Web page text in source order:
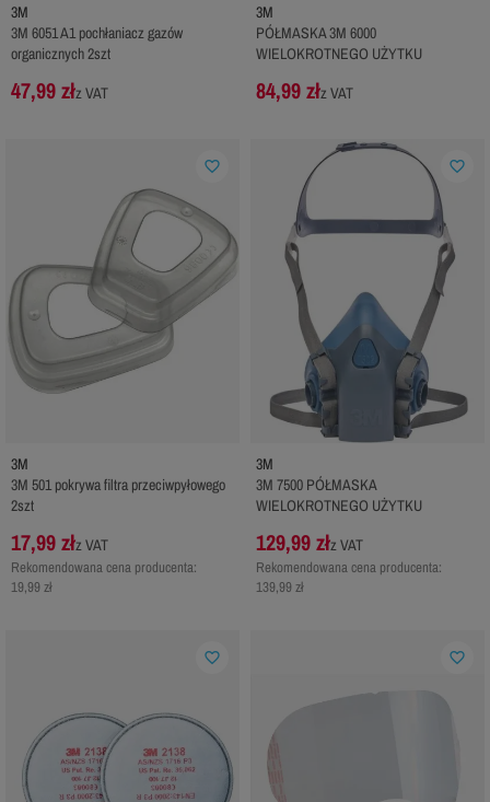
3M
3M 6051 A1 pochłaniacz gazów
organicznych 2szt
47,99 złz VAT
3M
PÓŁMASKA 3M 6000
WIELOKROTNEGO UŻYTKU
84,99 złz VAT
3M
3M 501 pokrywa filtra przeciwpyłowego
2szt
17,99 złz VAT
Rekomendowana cena producenta:
19,99 zł
favorite_border
3M
3M 7500 PÓŁMASKA
WIELOKROTNEGO UŻYTKU
129,99 złz VAT
Rekomendowana cena producenta:
139,99 zł
favorite_border
favorite_border favorite_border